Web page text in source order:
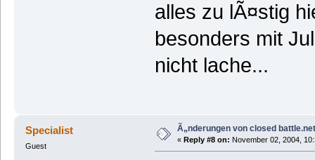
alles zu lÃ¤stig
besonders mit
nicht lache...
Specialist
Guest
Ã„nderungen von closed
« Reply #8 on: November 02, 2004,